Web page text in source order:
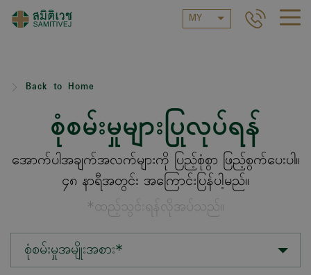
MY
Back to Home
စုံစမ်းမှုများပြုလုပ်ရန်
အောက်ပါအချက်အလက်များကို ပြည့်စုံစွာ ဖြည့်စွက်ပေးပါ။
၄၈ နာရီအတွင်း အကြောင်းပြန်ပါ့မည်။
*ထည့်သွင်းရန်လိုအပ်သည်။
စုံစမ်းမှုအမျိုးအစား*